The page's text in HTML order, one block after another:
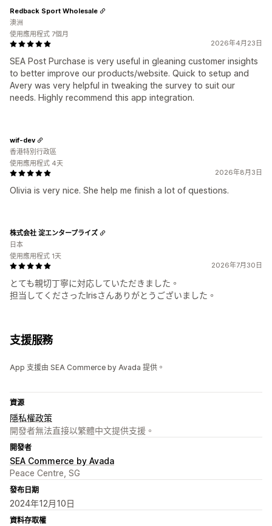
2026年4月23日
SEA Post Purchase is very useful in gleaning customer insights
to better improve our products/website. Quick to setup and
Avery was very helpful in tweaking the survey to suit our
needs. Highly recommend this app integration.
Redback Sport Wholesale
澳洲
使用應用程式 7個月
2026年8月3日
Olivia is very nice. She help me finish a lot of questions.
wif-dev
香港特別行政區
使用應用程式 4天
2026年7月30日
とても親切丁寧に対応していただきました。
担当してくださったIrisさんありがとうございました。
株式会社 淀エンタープライズ
日本
使用應用程式 1天
支援服務
App 支援由 SEA Commerce by Avada 提供。
資源
隱私權政策
開發者無法直接以繁體中文提供支援。
開發者
SEA Commerce by Avada
Peace Centre, SG
發布日期
2024年12月10日
資料存取權